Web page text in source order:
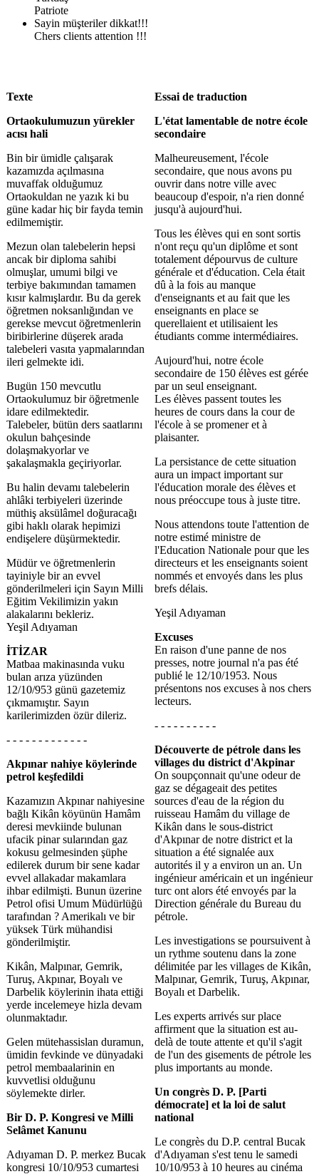
Patriote
Sayin müşteriler dikkat!!!
Chers clients attention !!!
Texte
Ortaokulumuzun yürekler
acısı hali
Bin bir ümidle çalışarak
kazamızda açılmasına
muvaffak olduğumuz
Ortaokuldan ne yazık ki bu
güne kadar hiç bir fayda temin
edilmemiştir.
Mezun olan talebelerin hepsi
ancak bir diploma sahibi
olmuşlar, umumi bilgi ve
terbiye bakımından tamamen
kısır kalmışlardır. Bu da gerek
öğretmen noksanlığından ve
gerekse mevcut öğretmenlerin
biribirlerine düşerek arada
talebeleri vasıta yapmalarından
ileri gelmekte idi.
Bugün 150 mevcutlu
Ortaokulumuz bir öğretmenle
idare edilmektedir.
Talebeler, bütün ders saatlarını
okulun bahçesinde
dolaşmakyorlar ve
şakalaşmakla geçiriyorlar.
Bu halin devamı talebelerin
ahlâki terbiyeleri üzerinde
müthiş aksülâmel doğuracağı
gibi haklı olarak hepimizi
endişelere düşürmektedir.
Müdür ve öğretmenlerin
tayiniyle bir an evvel
gönderilmeleri için Sayın Milli
Eğitim Vekilimizin yakın
alakalarını bekleriz.
Yeşil Adıyaman
İTİZAR
Matbaa makinasında vuku
bulan arıza yüzünden
12/10/953 günü gazetemiz
çıkmamıştır. Sayın
karilerimizden özür dileriz.
- - - - - - - - - - - - -
Akpınar nahiye köylerinde
petrol keşfedildi
Kazamızın Akpınar nahiyesine
bağlı Kikân köyünün Hamâm
deresi mevkiinde bulunan
ufacik pinar sularından gaz
kokusu gelmesinden şüphe
edilerek durum bir sene kadar
evvel allakadar makamlara
ihbar edilmişti. Bunun üzerine
Petrol ofisi Umum Müdürlüğü
tarafından ? Amerikalı ve bir
yüksek Türk mühandisi
gönderilmiştir.
Kikân, Malpınar, Gemrik,
Turuş, Akpınar, Boyalı ve
Darbelik köylerinin ihata ettiği
yerde incelemeye hizla devam
olunmaktadır.
Gelen mütehassislan duramun,
ümidin fevkinde ve dünyadaki
petrol membaalarinin en
kuvvetlisi olduğunu
söylemekte dirler.
Bir D. P. Kongresi ve Milli
Selâmet Kanunu
Adıyaman D. P. merkez Bucak
kongresi 10/10/953 cumartesi
Essai de traduction
L'état lamentable de notre école
secondaire
Malheureusement, l'école
secondaire, que nous avons pu
ouvrir dans notre ville avec
beaucoup d'espoir, n'a rien donné
jusqu'à aujourd'hui.
Tous les élèves qui en sont sortis
n'ont reçu qu'un diplôme et sont
totalement dépourvus de culture
générale et d'éducation. Cela était
dû à la fois au manque
d'enseignants et au fait que les
enseignants en place se
querellaient et utilisaient les
étudiants comme intermédiaires.
Aujourd'hui, notre école
secondaire de 150 élèves est gérée
par un seul enseignant.
Les élèves passent toutes les
heures de cours dans la cour de
l'école à se promener et à
plaisanter.
La persistance de cette situation
aura un impact important sur
l'éducation morale des élèves et
nous préoccupe tous à juste titre.
Nous attendons toute l'attention de
notre estimé ministre de
l'Education Nationale pour que les
directeurs et les enseignants soient
nommés et envoyés dans les plus
brefs délais.
Yeşil Adıyaman
Excuses
En raison d'une panne de nos
presses, notre journal n'a pas été
publié le 12/10/1953. Nous
présentons nos excuses à nos chers
lecteurs.
- - - - - - - - - -
Découverte de pétrole dans les
villages du district d'Akpinar
On soupçonnait qu'une odeur de
gaz se dégageait des petites
sources d'eau de la région du
ruisseau Hamâm du village de
Kikân dans le sous-district
d'Akpınar de notre district et la
situation a été signalée aux
autorités il y a environ un an. Un
ingénieur américain et un ingénieur
turc ont alors été envoyés par la
Direction générale du Bureau du
pétrole.
Les investigations se poursuivent à
un rythme soutenu dans la zone
délimitée par les villages de Kikân,
Malpınar, Gemrik, Turuş, Akpınar,
Boyalı et Darbelik.
Les experts arrivés sur place
affirment que la situation est au-
delà de toute attente et qu'il s'agit
de l'un des gisements de pétrole les
plus importants au monde.
Un congrès D. P. [Parti
démocrate] et la loi de salut
national
Le congrès du D.P. central Bucak
d'Adıyaman s'est tenu le samedi
10/10/953 à 10 heures au cinéma